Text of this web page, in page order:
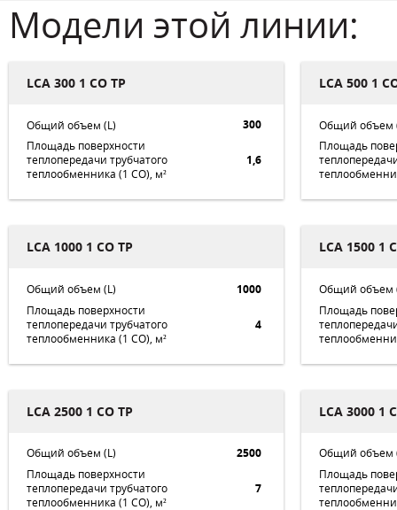
Модели этой линии:
LCA 300 1 CO TP
Общий объем (L) 300
Площадь поверхности
теплопередачи трубчатого
теплообменника (1 СО), м²
1,6
LCA 500 1
Общий объем
Площадь
LCA 1000 1 CO TP
Общий объем (L) 1000
Площадь поверхности
теплопередачи трубчатого
теплообменника (1 СО), м²
4
LCA 1500 1
Общий объем
Площадь
LCA 2500 1 CO TP
Общий объем (L) 2500
Площадь поверхности
теплопередачи трубчатого
теплообменника (1 СО), м²
7
LCA 3000 1
Общий объем
Площадь